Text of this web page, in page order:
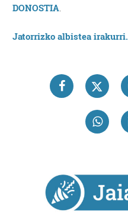
DONOSTIA.
Jatorrizko albistea irakurri.